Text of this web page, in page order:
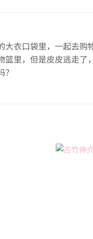
衣口袋里，一起去
里，但是皮皮逃走